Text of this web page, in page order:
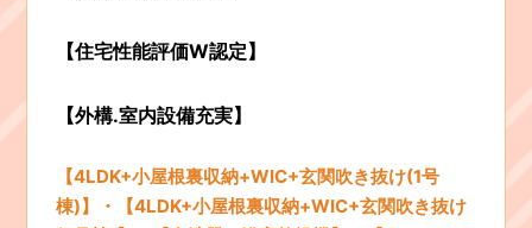
【住宅性能評価W認定】
【外構.室内設備充実】
【4LDK+小屋根裏収納+WIC+玄関吹き抜け(1号
棟)】・【4LDK+小屋根裏収納+WIC+玄関吹き抜け